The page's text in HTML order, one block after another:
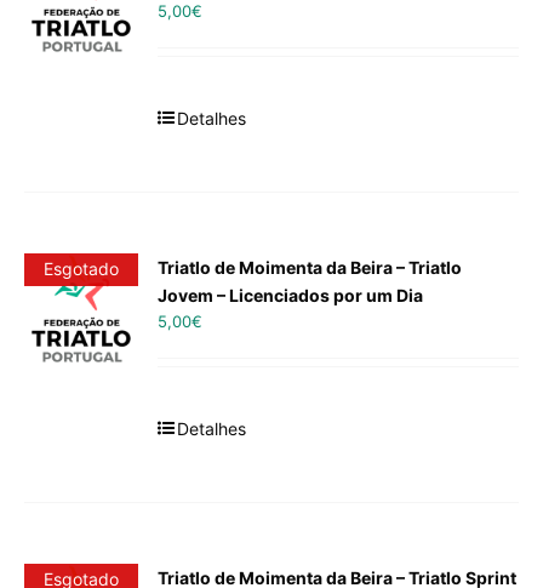
5,00€
Detalhes
Esgotado
Triatlo de Moimenta da Beira – Triatlo
Jovem – Licenciados por um Dia
5,00€
Detalhes
Esgotado Triatlo de Moimenta da Beira – Triatlo Sprint